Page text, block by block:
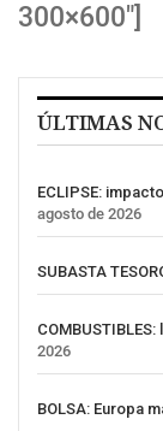
300×600″]
ÚLTIMAS
ECLIPSE:
agosto de 2026
SUBASTA
2026
BOLSA: Europa